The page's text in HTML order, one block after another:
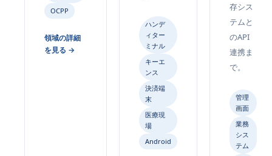
OCPP
領域の詳細
を見る →
ハンデ
ィター
ミナル
キーエ
ンス
決済端
末
医療現
場
Android
存シス
テムと
のAPI
連携ま
で。
管理
画面
業務
シス
テム